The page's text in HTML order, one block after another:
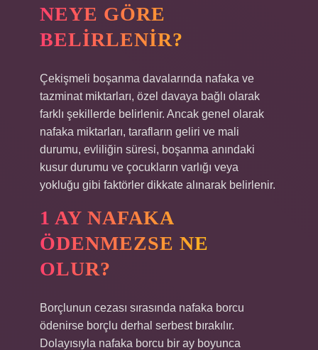
NEYE GÖRE
BELIRLENIR?
Çekişmeli boşanma davalarında nafaka ve
tazminat miktarları, özel davaya bağlı olarak
farklı şekillerde belirlenir. Ancak genel olarak
nafaka miktarları, tarafların geliri ve mali
durumu, evliliğin süresi, boşanma anındaki
kusur durumu ve çocukların varlığı veya
yokluğu gibi faktörler dikkate alınarak belirlenir.
1 AY NAFAKA
ÖDENMEZSE NE
OLUR?
Borçlunun cezası sırasında nafaka borcu
ödenirse borçlu derhal serbest bırakılır.
Dolayısıyla nafaka borcu bir ay boyunca